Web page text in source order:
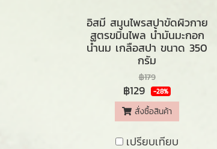
อิสมี สมุนไพรสปาขัดผิวกาย
สูตรขมิ้นไพล น้ำมันมะกอก
น้ำนม เกลือสปา ขนาด 350
กรัม
฿179
฿129 -28%
สั่งซื้อสินค้า
เปรียบเทียบ